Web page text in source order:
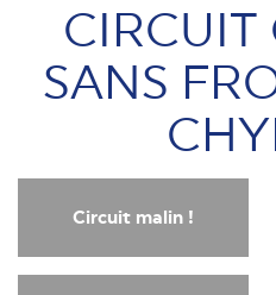
CIRCUIT
SANS
Circuit malin !